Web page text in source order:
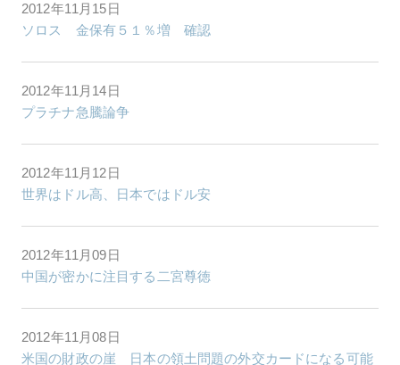
2012年11月15日
ソロス 金保有５１％増 確認
2012年11月14日
プラチナ急騰論争
2012年11月12日
世界はドル高、日本ではドル安
2012年11月09日
中国が密かに注目する二宮尊徳
2012年11月08日
米国の財政の崖 日本の領土問題の外交カードになる可能